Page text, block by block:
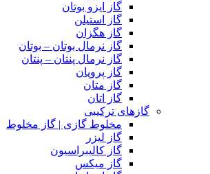
گاز ایزو بوتان
گاز استیلن
گاز هگزان
گاز نرمال بوتان – بوتان
گاز نرمال پنتان – پنتان
گاز پروپان
گاز متان
گاز اتان
گازهای ترکیبی
مخلوط گازی | گاز مخلوط
گاز لیزر
گاز کالیبراسیون
گاز میکس